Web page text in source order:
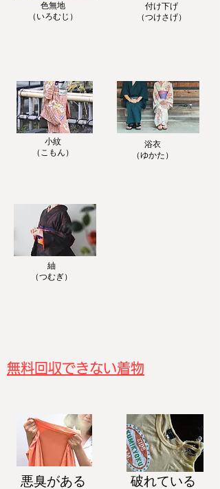
色無地
​（いろむじ）
付け下げ
​（つけさげ）
小紋
​（こもん）
浴衣
​（ゆかた）
紬
​（つむぎ）
無料回収できない着物
悪臭がある 破れている